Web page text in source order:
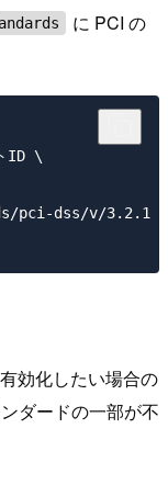
に PCI の
ID \
pci-dss/v/3.2.1 \
効化したい場合の
ダードの一部が不